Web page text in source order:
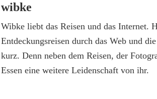
wibke
Wibke liebt das Reisen und das Internet.
Entdeckungsreisen durch das Web und
kurz. Denn neben dem Reisen, der
Essen eine weitere Leidenschaft von ihr.